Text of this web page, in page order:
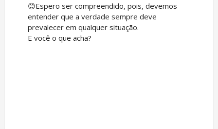
😊Espero ser compreendido, pois, devemos
entender que a verdade sempre deve
prevalecer em qualquer situação.
E você o que acha?